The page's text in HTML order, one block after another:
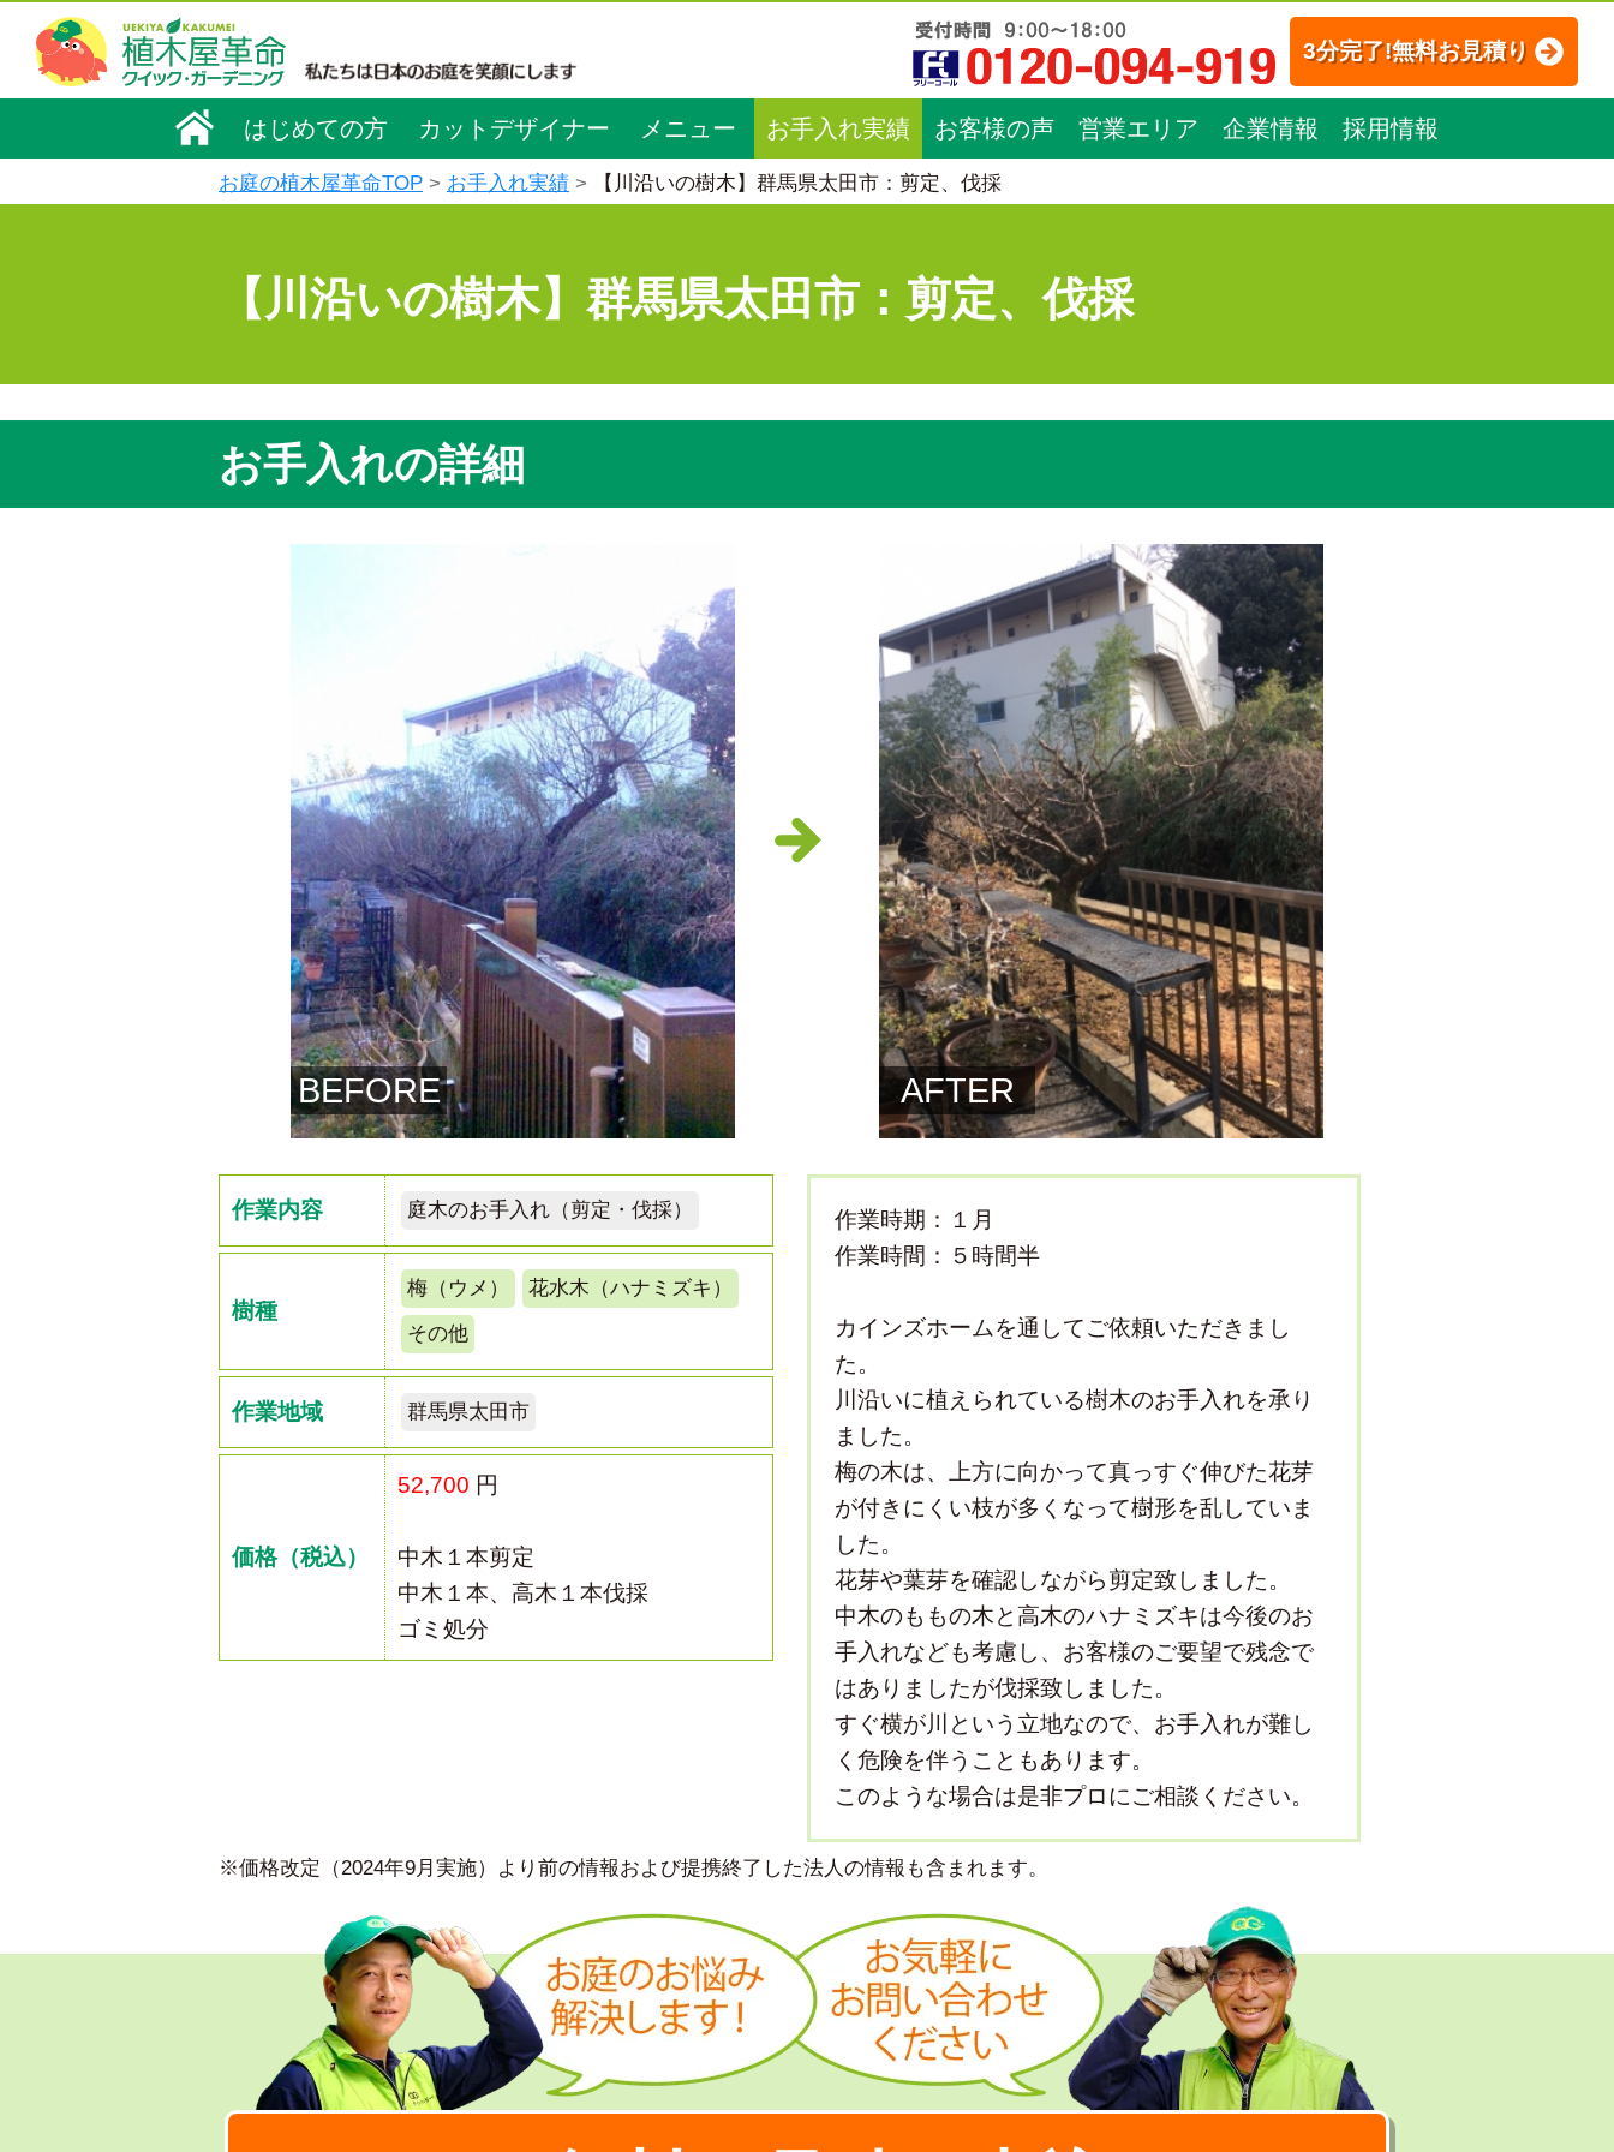
3分完了!無料お見積り
はじめての方 カットデザイナー メニュー お手入れ実績 お客様の声 営業エリア 企業情報 採用情報
お庭の植木屋革命TOP お手入れ実績 【川沿いの樹木】群馬県太田市：剪定、伐採
【川沿いの樹木】群馬県太田市：剪定、伐採
お手入れの詳細
BEFORE AFTER
作業内容 庭木のお手入れ（剪定・伐採）
樹種
梅（ウメ）
花水木（ハナミズキ）
その他
作業地域 群馬県太田市
価格（税込）
52,700 円
中木１本剪定
中木１本、高木１本伐採
ゴミ処分
作業時期：１月
作業時間：５時間半
カインズホームを通してご依頼いただきまし
た。
川沿いに植えられている樹木のお手入れを承り
ました。
梅の木は、上方に向かって真っすぐ伸びた花芽
が付きにくい枝が多くなって樹形を乱していま
した。
花芽や葉芽を確認しながら剪定致しました。
中木のももの木と高木のハナミズキは今後のお
手入れなども考慮し、お客様のご要望で残念で
はありましたが伐採致しました。
すぐ横が川という立地なので、お手入れが難し
く危険を伴うこともあります。
このような場合は是非プロにご相談ください。
※価格改定（2024年9月実施）より前の情報および提携終了した法人の情報も含まれます。